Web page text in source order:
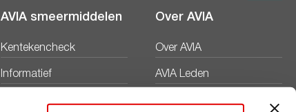
AVIA smeermiddelen
Kentekencheck
Informatief
Over AVIA
Over AVIA
AVIA Leden